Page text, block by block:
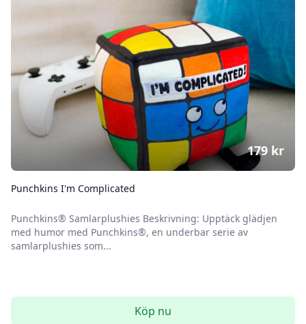
Punchkins I'm Complicated
Punchkins® Samlarplushies Beskrivning: Upptäck glädjen
med humor med Punchkins®, en underbar serie av
samlarplushies som...
179 kr
Köp nu